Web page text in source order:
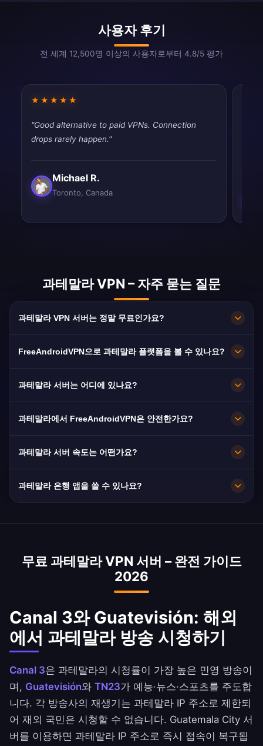
사용자 후기
전 세계 12,500명 이상의 사용자로부터 4.8/5 평가
★★★★★
"Good alternative to paid VPNs. Connection
drops rarely happen."
Michael R.
Toronto, Canada
과테말라 VPN – 자주 묻는 질문
과테말라 VPN 서버는 정말 무료인가요?
카드·가입 없이 무제한 대역폭으로 이용할 수 있습
FreeAndroidVPN으로 과테말라 플랫폼을 볼 수 있나요?
어 보통 끊김 없이 HD로 시청할 수 있습니다.
과테말라 서버는 어디에 있나요?
Guatemala City입니다. 모든 노드가 10Gbps로 운
영되며 장애 시 가장 가까운 서버로 자동 전환됩니
과테말라에서 FreeAndroidVPN은 안전한가요?
네. AES-256 암호화와 엄격한 노로그 정책으로 이
용 기록이 남지 않습니다.
과테말라 서버 속도는 어떤가요?
10Gbps 용량으로 매우 빠릅니다. 과테말라의 평균
속도는 40 Mbps로 HD 스트리밍에 충분합니다.
과테말라 은행 앱을 쓸 수 있나요?
Credomatic는 과테말라 IP 주소로 접속할 수 있습
무료 과테말라 VPN 서버 – 완전 가이드
2026
Canal 3와 Guatevisión: 해외
에서 과테말라 방송 시청하기
Canal 3은 과테말라의 시청률이 가장 높은 민영 방송이
며, Guatevisión와 TN23가 예능·뉴스·스포츠를 주도합
니다. 각 방송사의 재생기는 과테말라 IP 주소로 제한되
어 재외 국민은 시청할 수 없습니다. Guatemala City 서
버를 이용하면 과테말라 IP 주소로 즉시 접속이 복구됩